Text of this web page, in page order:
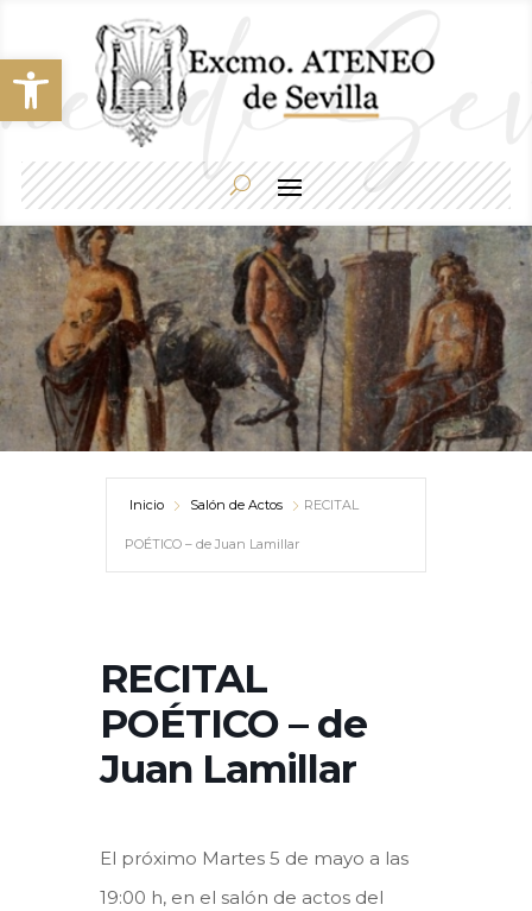
Abrir barra de herramientas
Inicio Salón de Actos RECITAL
POÉTICO – de Juan Lamillar
RECITAL
POÉTICO – de
Juan Lamillar
El próximo Martes 5 de mayo a las
19:00 h, en el salón de actos del